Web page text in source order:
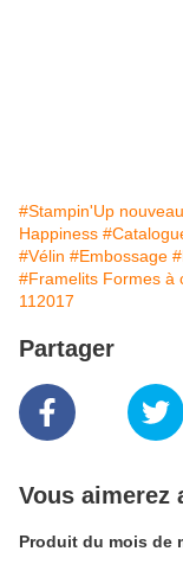
#Stampin'Up
Happiness
#Vélin #Embossage
#Framelits Formes à
112017
Partager
Vous aimerez
Produit du mois de